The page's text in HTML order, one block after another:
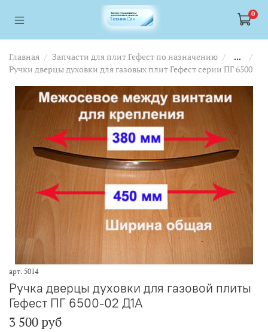
0
Главная Запчасти для плит Гефест по назначению
...
Ручки дверцы духовки для газовых плит Гефест серии ПГ 6500
арт. 5014
Ручка дверцы духовки для газовой плиты
Гефест ПГ 6500-02 Д1А
3 500 руб
<a href="https://webmaster.yandex.ru/siteinfo/?site=https://
<a href="https://webmaster.yandex.ru/siteinfo/?site=https://